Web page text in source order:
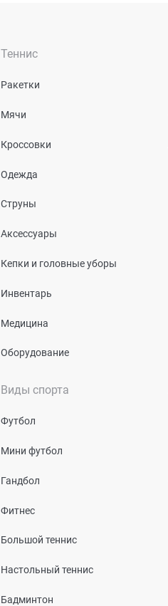
Теннис
Ракетки
Мячи
Кроссовки
Одежда
Струны
Аксессуары
Кепки и головные уборы
Инвентарь
Медицина
Оборудование
Виды спорта
Футбол
Мини футбол
Гандбол
Фитнес
Большой теннис
Настольный теннис
Бадминтон